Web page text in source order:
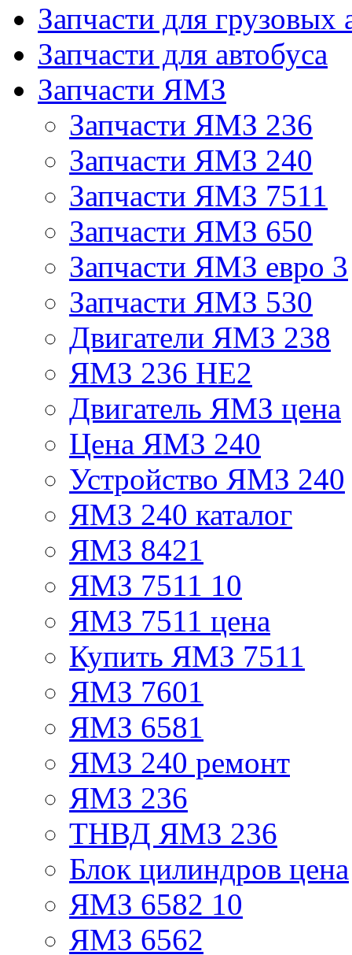
Запчасти для грузовых
Запчасти для автобуса
Запчасти ЯМЗ
Запчасти ЯМЗ 236
Запчасти ЯМЗ 240
Запчасти ЯМЗ 7511
Запчасти ЯМЗ 650
Запчасти ЯМЗ евро 3
Запчасти ЯМЗ 530
Двигатели ЯМЗ 238
ЯМЗ 236 НЕ2
Двигатель ЯМЗ цена
Цена ЯМЗ 240
Устройство ЯМЗ 240
ЯМЗ 240 каталог
ЯМЗ 8421
ЯМЗ 7511 10
ЯМЗ 7511 цена
Купить ЯМЗ 7511
ЯМЗ 7601
ЯМЗ 6581
ЯМЗ 240 ремонт
ЯМЗ 236
ТНВД ЯМЗ 236
Блок цилиндров цена
ЯМЗ 6582 10
ЯМЗ 6562